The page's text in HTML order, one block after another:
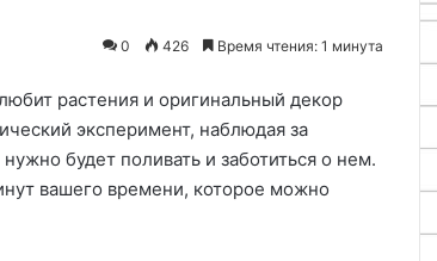
0 426 Время чтения: 1 минута
растения и оригинальный декор
эксперимент, наблюдая за
будет поливать и заботиться о нем.
вашего времени, которое можно
интерьер
вау-
эффекта
8 предметов декора, которые
интерьер для вау-эффекта